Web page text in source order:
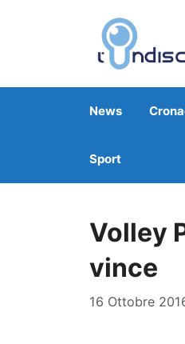
News
Sport
Volley
vince
16 Ottobre